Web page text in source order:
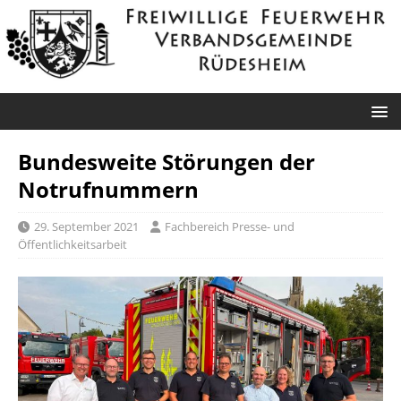
Bundesweite Störungen der
Notrufnummern
29. September 2021
Fachbereich Presse- und
Öffentlichkeitsarbeit